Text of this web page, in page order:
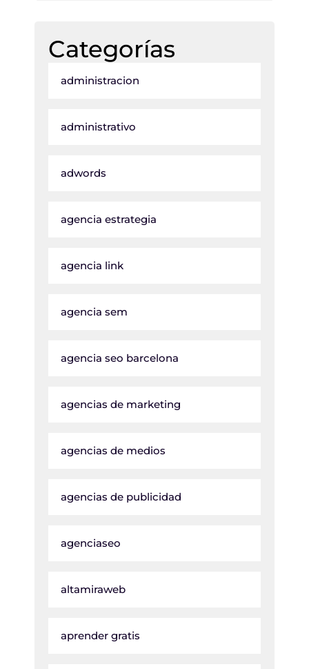
Categorías
administracion
administrativo
adwords
agencia estrategia
agencia link
agencia sem
agencia seo barcelona
agencias de marketing
agencias de medios
agencias de publicidad
agenciaseo
altamiraweb
aprender gratis